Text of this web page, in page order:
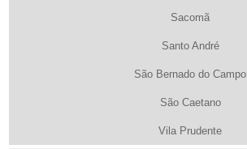
Sacomã
Santo André
São Bernado do Campo
São Caetano
Vila Prudente